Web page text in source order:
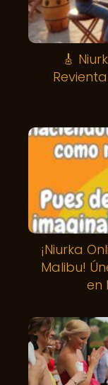
🎸
¡Niurka
Malibu!
en